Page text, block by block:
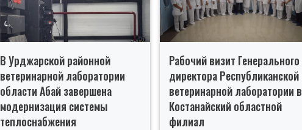
В Урджарской районной
ветеринарной лаборатории
области Абай завершена
модернизация системы
теплоснабжения
Рабочий визит Генерального
директора Республиканской
ветеринарной лаборатории в
Костанайский областной
филиал